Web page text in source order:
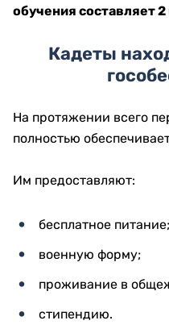
обучения составляет
Кадеты
На протяжении всего
полностью
Им предоставляют:
бесплатное питание;
военную форму;
проживание в
стипендию.